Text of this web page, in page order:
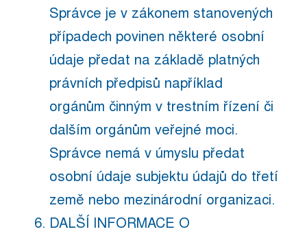
Správce je v zákonem stanovených
případech povinen některé osobní
údaje předat na základě platných
právních předpisů například
orgánům činným v trestním řízení či
dalším orgánům veřejné moci.
Správce nemá v úmyslu předat
osobní údaje subjektu údajů do třetí
země nebo mezinárodní organizaci.
DALŠÍ INFORMACE O